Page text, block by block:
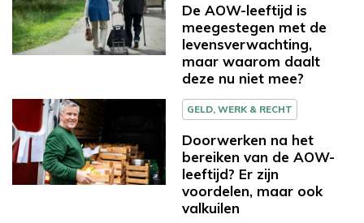
De AOW-leeftijd is
meegestegen met de
levensverwachting,
maar waarom daalt
deze nu niet mee?
GELD, WERK & RECHT
Doorwerken na het
bereiken van de AOW-
leeftijd? Er zijn
voordelen, maar ook
valkuilen